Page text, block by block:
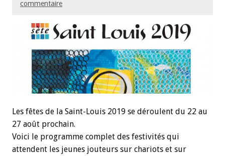
commentaire
Les fêtes de la Saint-Louis 2019 se déroulent du 22 au
27 août prochain.
Voici le programme complet des festivités qui
attendent les jeunes jouteurs sur chariots et sur